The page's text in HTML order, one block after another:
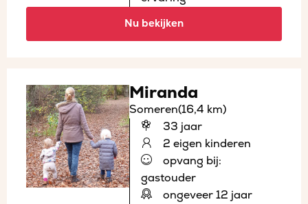
Nu bekijken
Miranda
Someren(16,4 km)
33 jaar
2 eigen kinderen
opvang bij:
gastouder
ongeveer 12 jaar